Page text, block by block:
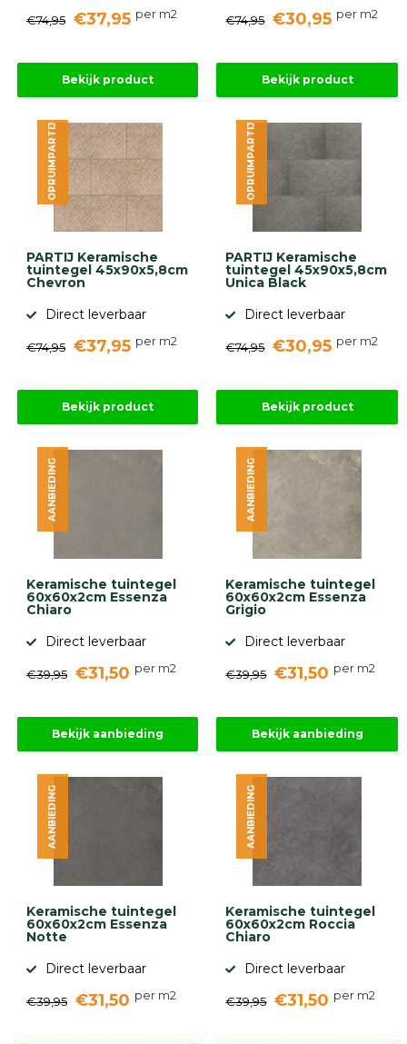
€74,95 €37,95 per m2
Bekijk product
€74,95 €30,95 per m2
Bekijk product
PARTIJ Keramische
tuintegel 45x90x5,8cm
Chevron
Direct leverbaar
€74,95 €37,95 per m2
OPRUIMPARTIJ
Bekijk product
PARTIJ Keramische
tuintegel 45x90x5,8cm
Unica Black
Direct leverbaar
€74,95 €30,95 per m2
OPRUIMPARTIJ
Bekijk product
Keramische tuintegel
60x60x2cm Essenza
Chiaro
Direct leverbaar
€39,95 €31,50 per m2
AANBIEDING
Bekijk aanbieding
Keramische tuintegel
60x60x2cm Essenza
Grigio
Direct leverbaar
€39,95 €31,50 per m2
AANBIEDING
Bekijk aanbieding
Keramische tuintegel
60x60x2cm Essenza
Notte
Direct leverbaar
€39,95 €31,50 per m2
AANBIEDING
Keramische tuintegel
60x60x2cm Roccia
Chiaro
Direct leverbaar
€39,95 €31,50 per m2
AANBIEDING